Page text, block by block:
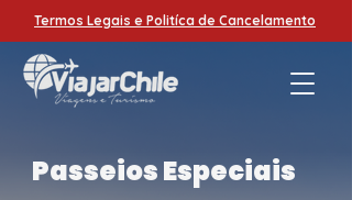
Termos Legais e Politíca de Cancelamento
Passeios Especiais